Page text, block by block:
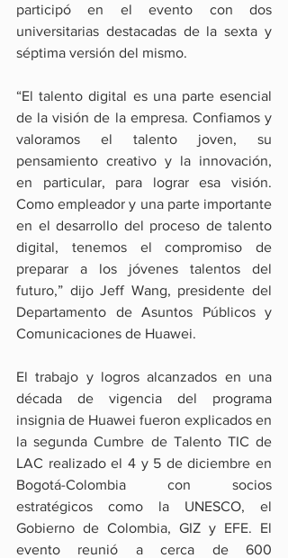
participó en el evento con dos
universitarias destacadas de la sexta y
séptima versión del mismo.
“El talento digital es una parte esencial
de la visión de la empresa. Confiamos y
valoramos el talento joven, su
pensamiento creativo y la innovación,
en particular, para lograr esa visión.
Como empleador y una parte importante
en el desarrollo del proceso de talento
digital, tenemos el compromiso de
preparar a los jóvenes talentos del
futuro,” dijo Jeff Wang, presidente del
Departamento de Asuntos Públicos y
Comunicaciones de Huawei.
El trabajo y logros alcanzados en una
década de vigencia del programa
insignia de Huawei fueron explicados en
la segunda Cumbre de Talento TIC de
LAC realizado el 4 y 5 de diciembre en
Bogotá-Colombia con socios
estratégicos como la UNESCO, el
Gobierno de Colombia, GIZ y EFE. El
evento reunió a cerca de 600